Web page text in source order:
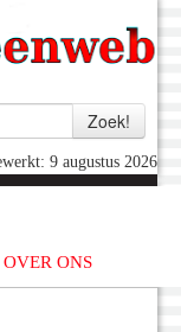
9 augustus 2026
OVER ONS